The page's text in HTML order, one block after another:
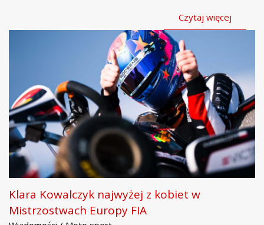
Czytaj więcej
Klara Kowalczyk najwyżej z kobiet w
Mistrzostwach Europy FIA